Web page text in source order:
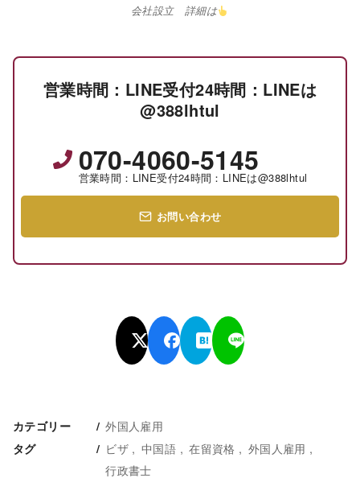
会社設立 詳細は
営業時間：LINE受付24時間：LINEは
@388lhtul
070-4060-5145
営業時間：LINE受付24時間：LINEは@388lhtul
お問い合わせ
カテゴリー 外国人雇用
タグ ビザ 中国語 在留資格
外国人雇用
行政書士